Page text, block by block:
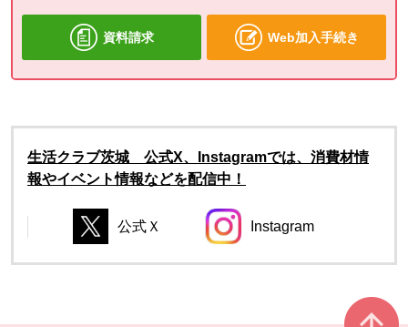
資料請求 Web加入手続き
生活クラブ茨城 公式X、Instagramでは、消費材情
報やイベント情報などを配信中！
別のウィンドウで開きます。
公式Ｘ
別のウィンドウで開きます。
別のウィンドウで開きます。
Instagram
別のウィンドウで開